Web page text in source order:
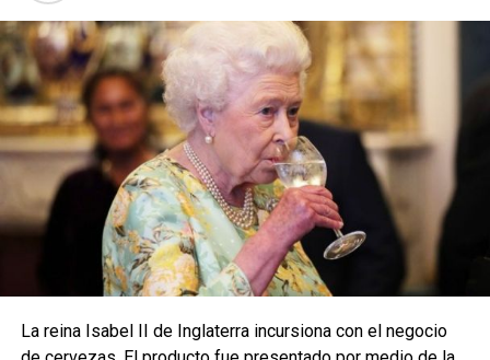
La reina Isabel II de Inglaterra incursiona con el negocio